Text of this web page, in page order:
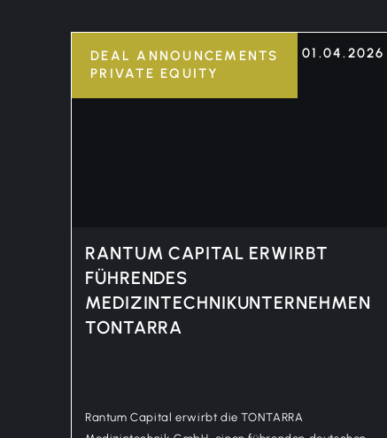
DEAL ANNOUNCEMENTS
PRIVATE EQUITY
01.04.2026
RANTUM CAPITAL ERWIRBT
FÜHRENDES
MEDIZINTECHNIKUNTERNEHMEN
TONTARRA
Rantum Capital erwirbt die TONTARRA